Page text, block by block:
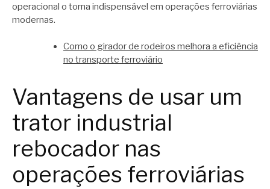
operacional o torna indispensável em operações ferroviárias
modernas.
Como o girador de rodeiros melhora a eficiência
no transporte ferroviário
Vantagens de usar um
trator industrial
rebocador nas
operações ferroviárias